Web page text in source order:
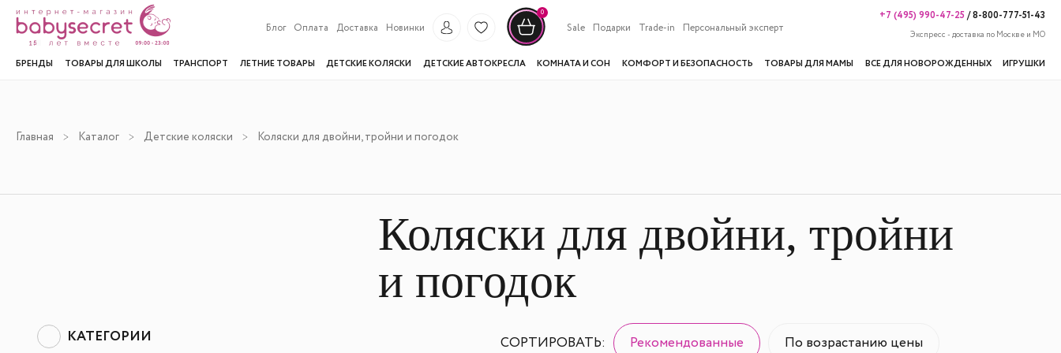
Блог Оплата Доставка Новинки
0
Sale Подарки Trade-in Персональный эксперт
+7 (495) 990-47-25/8-800-777-51-43
Экспресс - доставка по Москве и МО
БРЕНДЫ ТОВАРЫ ДЛЯ ШКОЛЫ ТРАНСПОРТ ЛЕТНИЕ ТОВАРЫ ДЕТСКИЕ КОЛЯСКИ ДЕТСКИЕ АВТОКРЕСЛА КОМНАТА И СОН КОМФОРТ И БЕЗОПАСНОСТЬ ТОВАРЫ ДЛЯ МАМЫ ВСЕ ДЛЯ НОВОРОЖДЕННЫХ ИГРУШКИ
Главная Каталог Детские коляски Коляски для двойни, тройни и погодок
КАТЕГОРИИ
Коляски для двойни, тройни
и погодок
СОРТИРОВАТЬ: Рекомендованные По возрастанию цены